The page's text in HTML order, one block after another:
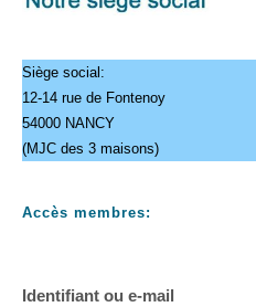
Siège social:
12-14 rue de Fontenoy
54000 NANCY
(MJC des 3 maisons)
Accès membres:
Identifiant ou e-mail